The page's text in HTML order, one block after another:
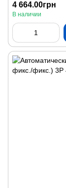
4 664.00грн
В наличии